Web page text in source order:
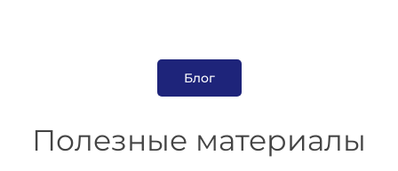
Блог
Полезные материалы